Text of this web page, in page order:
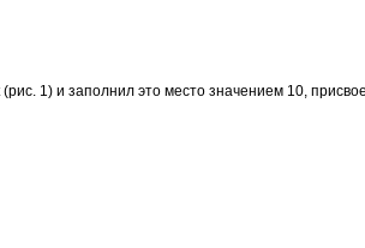
1) и заполнил это место значением 10,